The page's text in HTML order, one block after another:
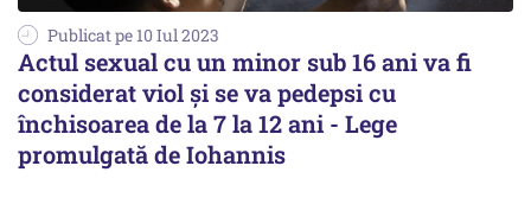
Publicat pe 10 Iul 2023
Actul sexual cu un minor sub 16 ani va fi
considerat viol şi se va pedepsi cu
închisoarea de la 7 la 12 ani - Lege
promulgată de Iohannis